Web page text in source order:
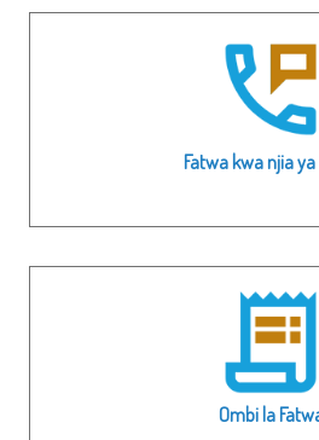
Fatwa kwa njia
Ombi la